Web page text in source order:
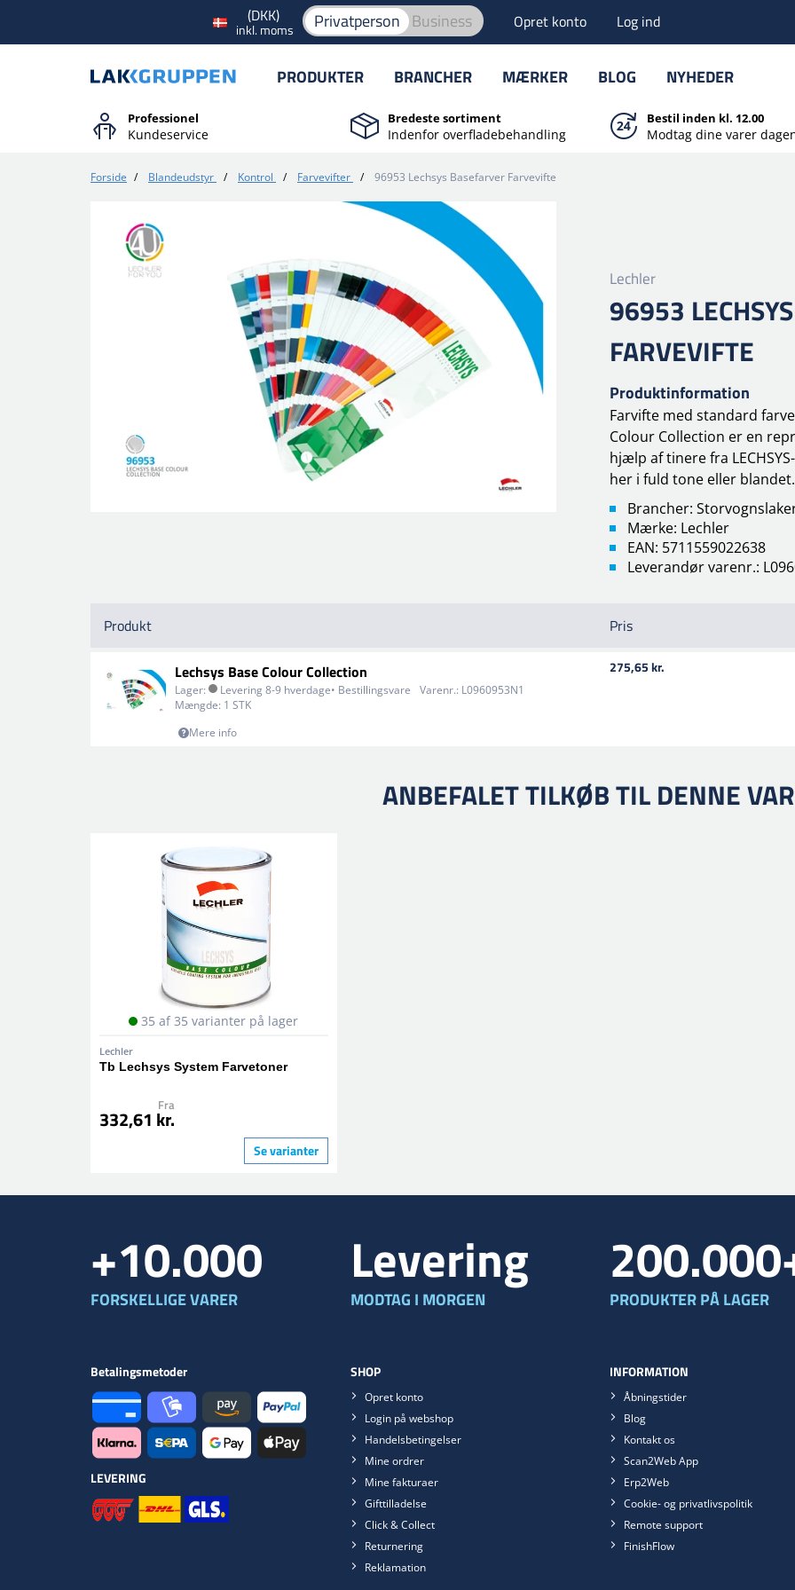
(DKK)
inkl. moms Privatperson Business Opret konto Log ind
PRODUKTER BRANCHER MÆRKER BLOG NYHEDER
Professionel
Kundeservice
Bredeste sortiment
Indenfor overfladebehandling
Bestil inden kl. 12.00
Modtag dine varer
Forside / Blandeudstyr / Kontrol / Farvevifter / 96953 Lechsys Basefarver Farvevifte
Lechler
96953
FARVEVIFTE
Produktinformation
Farvifte med standard
Colour Collection er en
hjælp af tinere fra
her i fuld tone eller blandet.
Brancher:
Mærke: Lechler
EAN: 5711559022638
Leverandør varenr.:
Produkt Pris
Lechsys Base Colour Collection
Lager: Levering 8-9 hverdage• Bestillingsvare Varenr.: L0960953N1
Mængde: 1 STK
Mere info
275,65 kr.
ANBEFALET TILKØB TIL DENNE
35 af 35 varianter på lager
Lechler
Tb Lechsys System Farvetoner
Fra
332,61 kr.
Se varianter
+10.000
FORSKELLIGE VARER
Levering
MODTAG I MORGEN PRODUKTER PÅ LAGER
Betalingsmetoder
LEVERING
SHOP
Opret konto
Login på webshop
Handelsbetingelser
Mine ordrer
Mine fakturaer
Gifttilladelse
Click & Collect
Returnering
Reklamation
INFORMATION
Åbningstider
Blog
Kontakt os
Scan2Web App
Erp2Web
Cookie- og privatlivspolitik
Remote support
FinishFlow